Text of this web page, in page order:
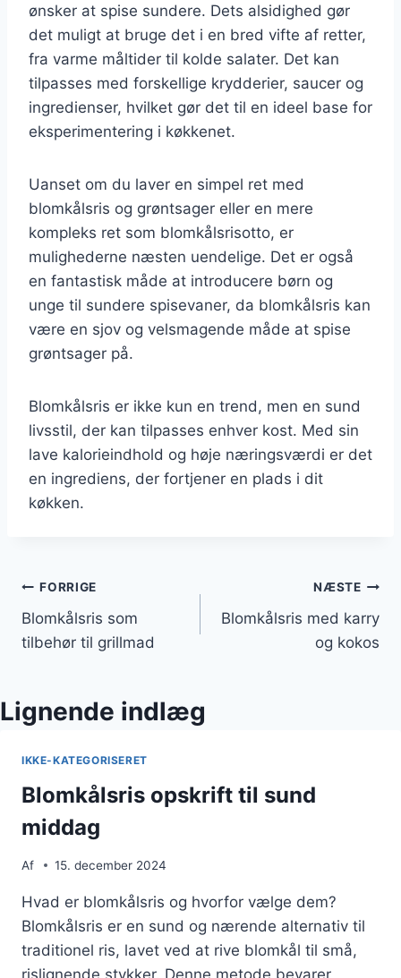
ønsker at spise sundere. Dets alsidighed gør
det muligt at bruge det i en bred vifte af retter,
fra varme måltider til kolde salater. Det kan
tilpasses med forskellige krydderier, saucer og
ingredienser, hvilket gør det til en ideel base for
eksperimentering i køkkenet.
Uanset om du laver en simpel ret med
blomkålsris og grøntsager eller en mere
kompleks ret som blomkålsrisotto, er
mulighederne næsten uendelige. Det er også
en fantastisk måde at introducere børn og
unge til sundere spisevaner, da blomkålsris kan
være en sjov og velsmagende måde at spise
grøntsager på.
Blomkålsris er ikke kun en trend, men en sund
livsstil, der kan tilpasses enhver kost. Med sin
lave kalorieindhold og høje næringsværdi er det
en ingrediens, der fortjener en plads i dit
køkken.
Indlægsnavigation
FORRIGE
Blomkålsris som
tilbehør til grillmad
NÆSTE
Blomkålsris med karry
og kokos
Lignende indlæg
IKKE-KATEGORISERET
Blomkålsris opskrift til sund
middag
Af 15. december 2024
Hvad er blomkålsris og hvorfor vælge dem?
Blomkålsris er en sund og nærende alternativ til
traditionel ris, lavet ved at rive blomkål til små,
rislignende stykker. Denne metode bevarer